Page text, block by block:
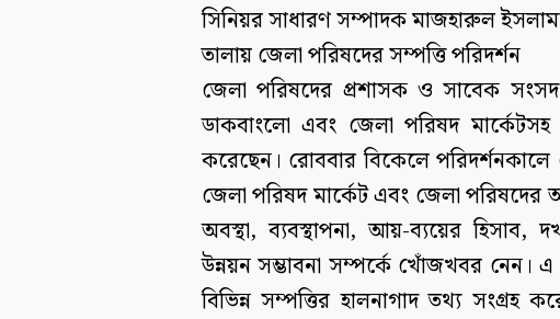
সিনিয়র সাধারণ সম্পাদক মাজহারুল
তালায় জেলা পরিষদের সম্পত্তি পরিদর্শন
জেলা পরিষদের প্রশাসক ও সাবেক
ডাকবাংলো এবং জেলা পরিষদ মার্কেটসহ
করেছেন। রোববার বিকেলে
জেলা পরিষদ মার্কেট এবং জেলা পরিষদের
অবস্থা, ব্যবস্থাপনা, আয়-ব্যয়ের হিসাব,
উন্নয়ন সম্ভাবনা সম্পর্কে খোঁজখবর নেন। এ
বিভিন্ন সম্পত্তির হালনাগাদ তথ্য সংগ্রহ